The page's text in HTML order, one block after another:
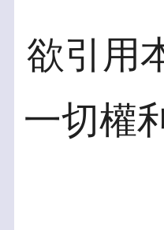
欲引用
一切權